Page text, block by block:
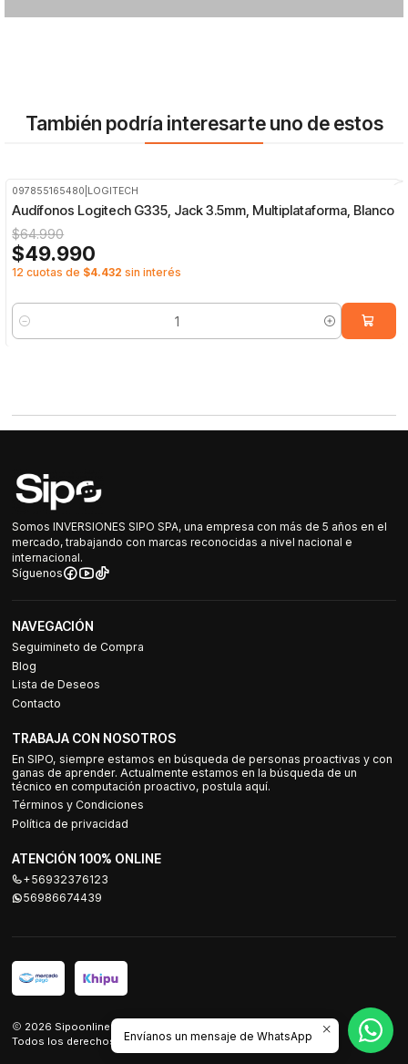
También podría interesarte uno de estos
097855165480 LOGITECH
Audífonos Logitech G335, Jack 3.5mm, Multiplataforma, Blanco
$64.990
$49.990
12 cuotas de $4.432 sin interés
Cantidad
Somos INVERSIONES SIPO SPA, una empresa con más de 5 años en el
mercado, trabajando con marcas reconocidas a nivel nacional e
internacional.
Síguenos
NAVEGACIÓN
Seguimineto de Compra
Blog
Lista de Deseos
Contacto
TRABAJA CON NOSOTROS
En SIPO, siempre estamos en búsqueda de personas proactivas y con
ganas de aprender. Actualmente estamos en la búsqueda de un
técnico en computación proactivo, postula aquí.
Términos y Condiciones
Política de privacidad
ATENCIÓN 100% ONLINE
+56932376123
56986674439
2026 Sipoonline.
Todos los derechos reservados.Desarrollado por Jumpseller
Envíanos un mensaje de WhatsApp